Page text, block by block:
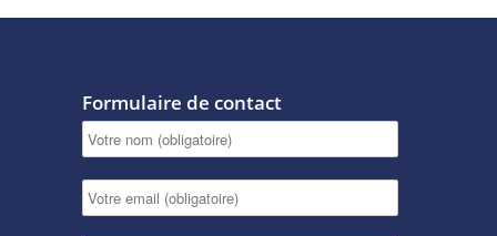
Formulaire de contact